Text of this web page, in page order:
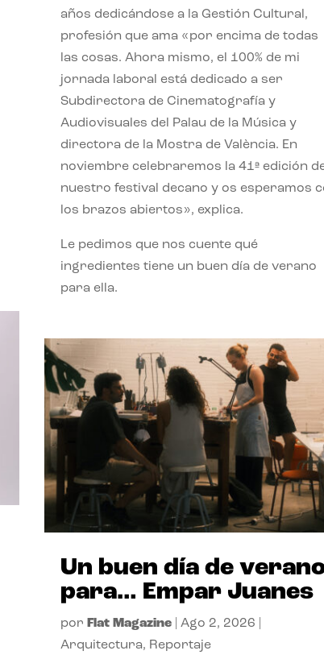
años dedicándose a la Gestión Cultural,
profesión que ama «por encima de todas
las cosas. Ahora mismo, el 100% de mi
jornada laboral está dedicado a ser
Subdirectora de Cinematografía y
Audiovisuales del Palau de la Música y
directora de la Mostra de València. En
noviembre celebraremos la 41ª edición
nuestro festival decano y os esperamos
los brazos abiertos», explica.
Le pedimos que nos cuente qué
ingredientes tiene un buen día de verano
para ella.
Un buen día de
para… Empar Juanes
por Flat Magazine| Ago 2, 2026
Arquitectura, Reportaje